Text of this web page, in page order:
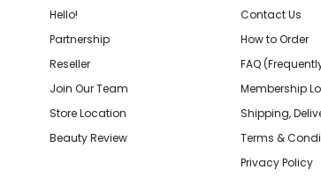
Hello!
Partnership
Reseller
Join Our Team
Store Location
Beauty Review
Contact Us
How to Order
FAQ
Membership
Shipping,
Terms &
Privacy Policy